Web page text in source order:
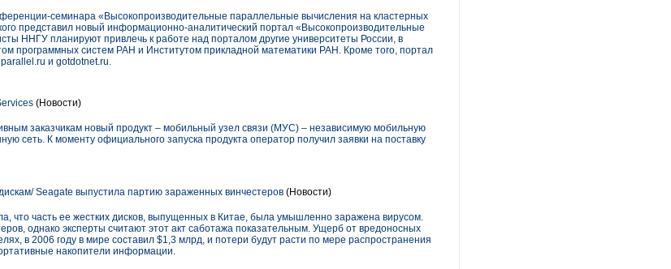
семинара «Высокопроизводительные параллельные вычисления на кластерных
представил новый информационно-аналитический портал «Высокопроизводительные
ННГУ планируют привлечь к работе над порталом другие университеты России, в
программных систем РАН и Институтом прикладной математики РАН. Кроме того, портал
и gotdotnet.ru.
(Новости)
заказчикам новый продукт – мобильный узел связи (МУС) – независимую мобильную
сеть. К моменту официального запуска продукта оператор получил заявки на поставку
Seagate выпустила партию зараженных винчестеров (Новости)
что часть ее жестких дисков, выпущенных в Китае, была умышленно заражена вирусом.
однако эксперты считают этот акт саботажа показательным. Ущерб от вредоносных
в 2006 году в мире составил $1,3 млрд, и потери будут расти по мере распространения
накопители информации.